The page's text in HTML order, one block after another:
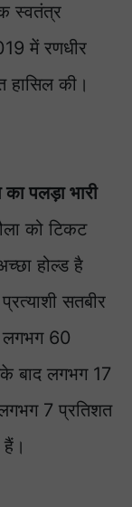
स्वतंत्र
में रणधीर
हासिल की।
का पलड़ा भारी
को टिकट
होल्ड है
सतबीर
लगभग 60
बाद लगभग 17
7 प्रतिशत